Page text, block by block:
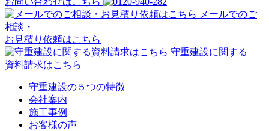
メールでのご
相談・
お見積り依頼はこちら
守重建設に関する
資料請求はこちら
守重建設の５つの特徴
会社案内
施工事例
お客様の声